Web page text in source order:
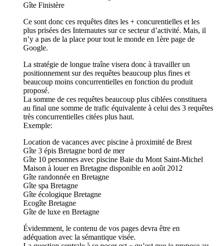
Gîte Finistère
Ce sont donc ces requêtes dites les + concurentielles et les
plus prisées des Internautes sur ce secteur d’activité. Mais, il
n’y a pas de la place pour tout le monde en 1ère page de
Google.
La stratégie de longue traîne visera donc à travailler un
positionnement sur des requêtes beaucoup plus fines et
beaucoup moins concurrentielles en fonction du produit
proposé.
La somme de ces requêtes beaucoup plus ciblées constituera
au final une somme de trafic équivalente à celui des 3 requêtes
très concurrentielles citées plus haut.
Exemple:
Location de vacances avec piscine à proximité de Brest
Gîte 3 épis Bretagne bord de mer
Gîte 10 personnes avec piscine Baie du Mont Saint-Michel
Maison à louer en Bretagne disponible en août 2012
Gîte randonnée en Bretagne
Gîte spa Bretagne
Gîte écologique Bretagne
Ecogîte Bretagne
Gîte de luxe en Bretagne
Évidemment, le contenu de vos pages devra être en
adéquation avec la sémantique visée.